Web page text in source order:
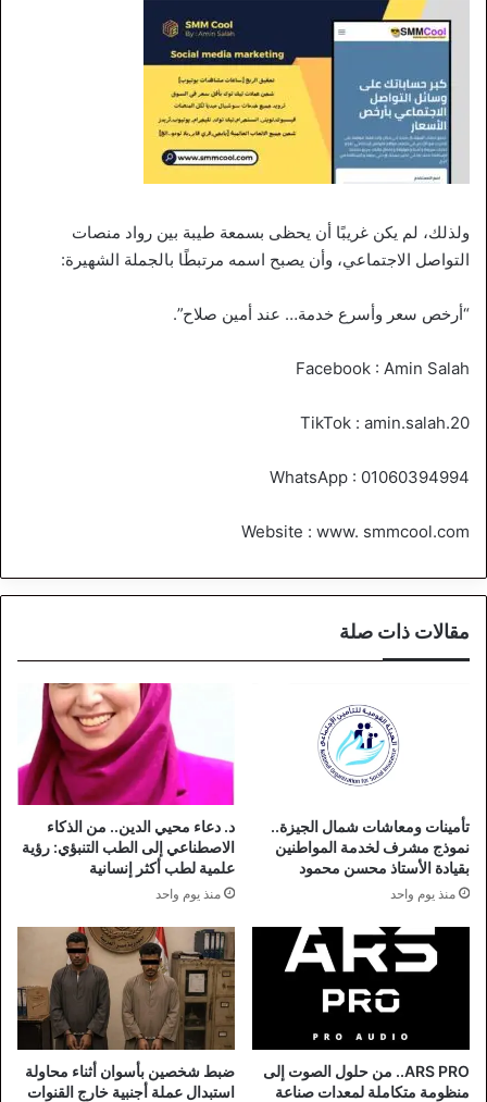
ولذلك، لم يكن غريبًا أن يحظى بسمعة طيبة بين رواد منصات
التواصل الاجتماعي، وأن يصبح اسمه مرتبطًا بالجملة الشهيرة:
“أرخص سعر وأسرع خدمة… عند أمين صلاح”.
Facebook : Amin Salah
TikTok : amin.salah.20
WhatsApp : 01060394994
Website : www. smmcool.com
مقالات ذات صلة
تأمينات ومعاشات شمال الجيزة..
نموذج مشرف لخدمة المواطنين
بقيادة الأستاذ محسن محمود
منذ يوم واحد
د. دعاء محيي الدين.. من الذكاء
الاصطناعي إلى الطب التنبؤي: رؤية
علمية لطب أكثر إنسانية
منذ يوم واحد
ARS PRO.. من حلول الصوت إلى
منظومة متكاملة لمعدات صناعة
ضبط شخصين بأسوان أثناء محاولة
استبدال عملة أجنبية خارج القنوات